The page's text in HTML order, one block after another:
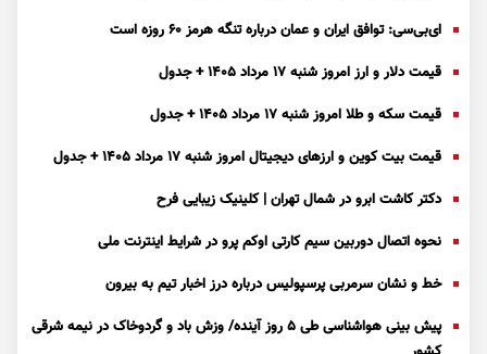
ای‌بی‌سی: توافق ایران و عمان درباره تنگه هرمز ۶۰ روزه است
قیمت دلار و ارز امروز شنبه ۱۷ مرداد ۱۴۰۵ + جدول
قیمت سکه و طلا امروز شنبه ۱۷ مرداد ۱۴۰۵ + جدول
قیمت بیت کوین و ارز‌های دیجیتال امروز شنبه ۱۷ مرداد ۱۴۰۵ + جدول
دکتر کاشت ابرو در شمال تهران | کلینیک زیبایی فرح
نحوه اتصال دوربین سیم کارتی اوکم پرو در شرایط اینترنت ملی
خط و نشان سرمربی پرسپولیس درباره درز اخبار تیم به بیرون
پیش بینی هواشناسی طی ۵ روز آینده/ وزش باد و گردوخاک در نیمه شرقی